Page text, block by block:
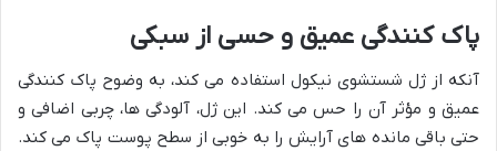
پاک کنندگی عمیق و حسی از سبکی
آنکه از ژل شستشوی نیکول استفاده می کند، به وضوح پاک کنندگی
عمیق و مؤثر آن را حس می کند. این ژل، آلودگی ها، چربی اضافی و
حتی باقی مانده های آرایش را به خوبی از سطح پوست پاک می کند.